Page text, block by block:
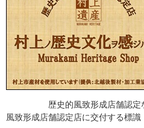
歴史的風致形成店舗認
風致形成店舗認定店に交付する標識